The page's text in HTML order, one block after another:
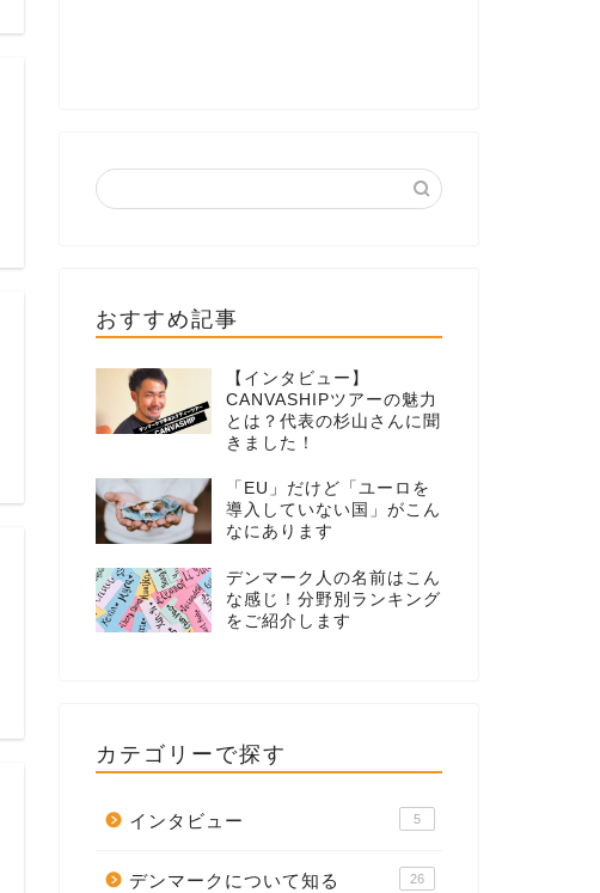
おすすめ記事
【インタビュー】
CANVASHIPツアーの魅力
とは？代表の杉山さんに聞
きました！
「EU」だけど「ユーロを
導入していない国」がこん
なにあります
デンマーク人の名前はこん
な感じ！分野別ランキング
をご紹介します
カテゴリーで探す
インタビュー 5
デンマークについて知る 26